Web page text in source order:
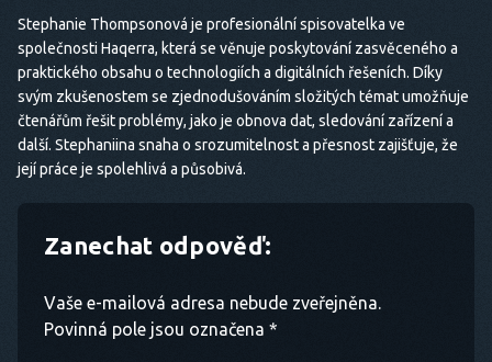
Stephanie Thompsonová je profesionální spisovatelka ve
společnosti Haqerra, která se věnuje poskytování zasvěceného a
praktického obsahu o technologiích a digitálních řešeních. Díky
svým zkušenostem se zjednodušováním složitých témat umožňuje
čtenářům řešit problémy, jako je obnova dat, sledování zařízení a
další. Stephaniina snaha o srozumitelnost a přesnost zajišťuje, že
její práce je spolehlivá a působivá.
Zanechat odpověď:
Vaše e-mailová adresa nebude zveřejněna.
Povinná pole jsou označena *